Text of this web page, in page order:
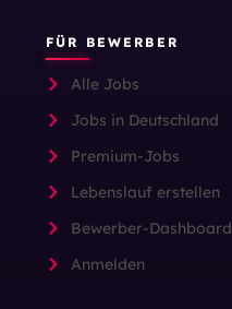
FÜR BEWERBER
Alle Jobs
Jobs in Deutschland
Premium-Jobs
Lebenslauf erstellen
Bewerber-Dashboard
Anmelden